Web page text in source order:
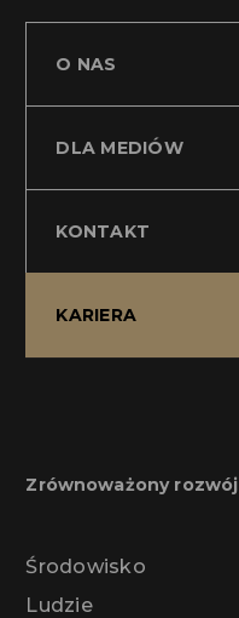
O NAS
DLA MEDIÓW
KONTAKT
KARIERA
Zrównoważony rozwój
Środowisko
Ludzie